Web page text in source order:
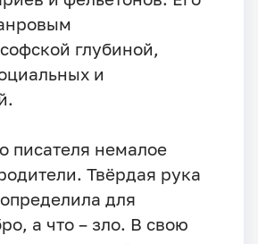
глубиной,
и
писателя немалое
Твёрдая рука
для
а что – зло. В свою